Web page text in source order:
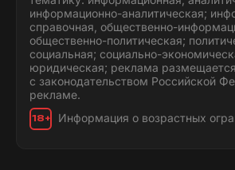
информационно-аналитическая;
справочная, общественно-
общественно-политическая;
социальная; социально-
юридическая; реклама размещается
с законодательством Российской
рекламе.
18+ Информация о возрастных